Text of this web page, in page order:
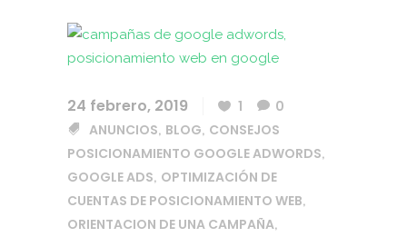
24 febrero, 2019 1
0
ANUNCIOS, BLOG, CONSEJOS
POSICIONAMIENTO GOOGLE ADWORDS,
GOOGLE ADS, OPTIMIZACIÓN DE
CUENTAS DE POSICIONAMIENTO WEB,
ORIENTACION DE UNA CAMPAÑA,